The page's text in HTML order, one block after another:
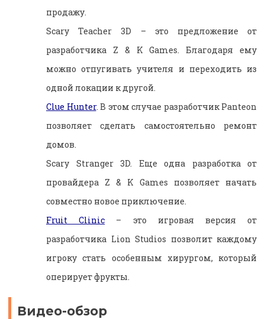
продажу.
Scary Teacher 3D – это предложение от
разработчика Z & K Games. Благодаря ему
можно отпугивать учителя и переходить из
одной локации к другой.
Clue Hunter. В этом случае разработчик Panteon
позволяет сделать самостоятельно ремонт
домов.
Scary Stranger 3D. Еще одна разработка от
провайдера Z & K Games позволяет начать
совместно новое приключение.
Fruit Clinic – это игровая версия от
разработчика Lion Studios позволит каждому
игроку стать особенным хирургом, который
оперирует фрукты.
Видео-обзор